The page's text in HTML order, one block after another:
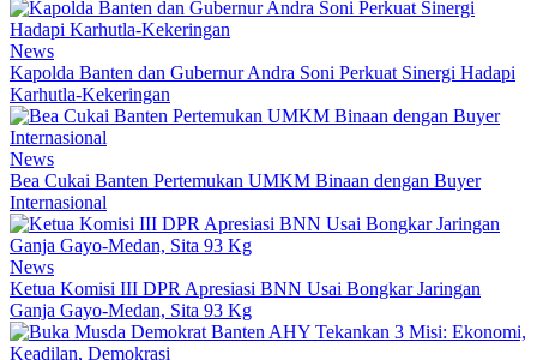
News
Kapolda Banten dan Gubernur Andra Soni Perkuat Sinergi Hadapi
Karhutla-Kekeringan
News
Bea Cukai Banten Pertemukan UMKM Binaan dengan Buyer
Internasional
News
Ketua Komisi III DPR Apresiasi BNN Usai Bongkar Jaringan
Ganja Gayo-Medan, Sita 93 Kg